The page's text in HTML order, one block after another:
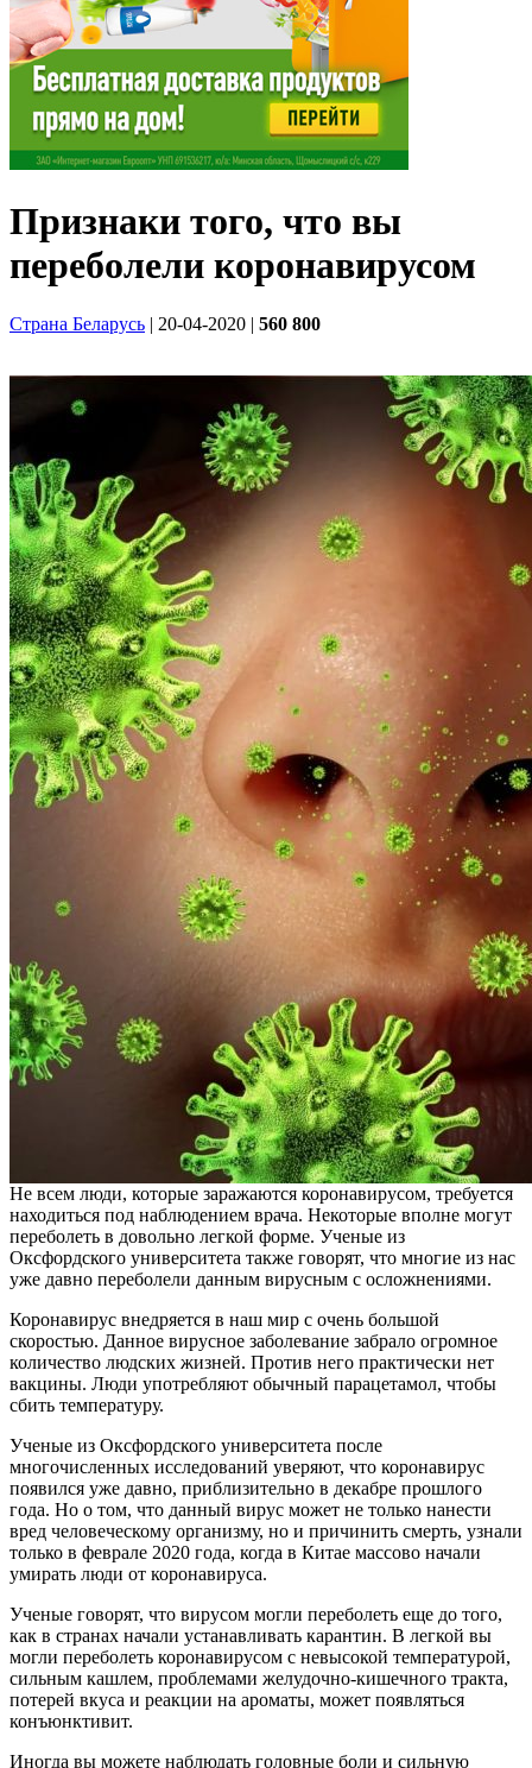
Признаки того, что вы
переболели коронавирусом
Страна Беларусь | 20-04-2020 | 560 800
Не всем люди, которые заражаются коронавирусом, требуется
находиться под наблюдением врача. Некоторые вполне могут
переболеть в довольно легкой форме. Ученые из
Оксфордского университета также говорят, что многие из нас
уже давно переболели данным вирусным с осложнениями.
Коронавирус внедряется в наш мир с очень большой
скоростью. Данное вирусное заболевание забрало огромное
количество людских жизней. Против него практически нет
вакцины. Люди употребляют обычный парацетамол, чтобы
сбить температуру.
Ученые из Оксфордского университета после
многочисленных исследований уверяют, что коронавирус
появился уже давно, приблизительно в декабре прошлого
года. Но о том, что данный вирус может не только нанести
вред человеческому организму, но и причинить смерть, узнали
только в феврале 2020 года, когда в Китае массово начали
умирать люди от коронавируса.
Ученые говорят, что вирусом могли переболеть еще до того,
как в странах начали устанавливать карантин. В легкой вы
могли переболеть коронавирусом с невысокой температурой,
сильным кашлем, проблемами желудочно-кишечного тракта,
потерей вкуса и реакции на ароматы, может появляться
конъюнктивит.
Иногда вы можете наблюдать головные боли и сильную